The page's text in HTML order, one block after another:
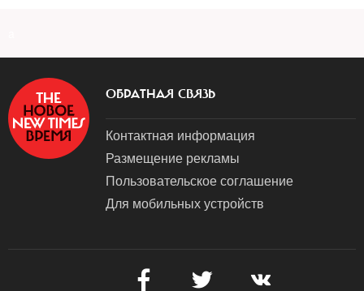
ОБРАТНАЯ СВЯЗЬ
Контактная информация
Размещение рекламы
Пользовательское соглашение
Для мобильных устройств